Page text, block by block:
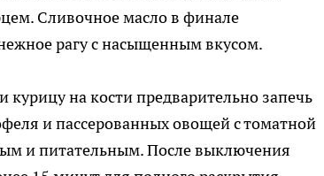
Сливочное масло в финале
рагу с насыщенным вкусом.
курицу на кости предварительно запечь
и пассерованных овощей с томатной
и питательным. После выключения